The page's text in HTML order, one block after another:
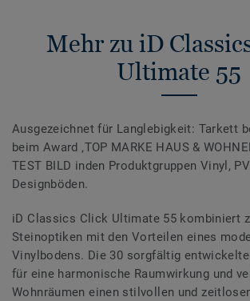
Mehr zu iD
Ultimate 55
Ausgezeichnet für Langlebigkeit: Tarkett
beim Award ‚TOP MARKE HAUS &
TEST BILD inden Produktgruppen Vinyl,
Designböden.
iD Classics Click Ultimate 55 kombiniert
Steinoptiken mit den Vorteilen eines
Vinylbodens. Die 30 sorgfältig
für eine harmonische Raumwirkung und
Wohnräumen einen stilvollen und